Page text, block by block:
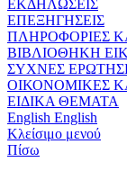
ΕΚΔΗΛΩΣΕΙΣ
ΕΠΕΞΗΓΗΣΕΙΣ
ΠΛΗΡΟΦΟΡΙΕΣ
ΒΙΒΛΙΟΘΗΚΗ
ΣΥΧΝΕΣ
ΟΙΚΟΝΟΜΙΚΕΣ
ΕΙΔΙΚΑ ΘΕΜΑΤΑ
English English
Κλείσιμο μενού
Πίσω